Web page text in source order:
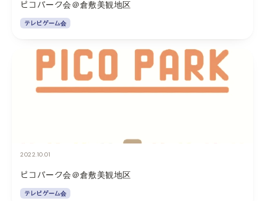
ピコパーク会＠倉敷美観地区
テレビゲーム会
2022.10.01
ピコパーク会＠倉敷美観地区
テレビゲーム会